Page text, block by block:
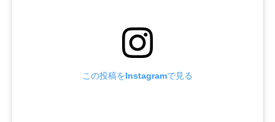
この投稿をInstagramで見る